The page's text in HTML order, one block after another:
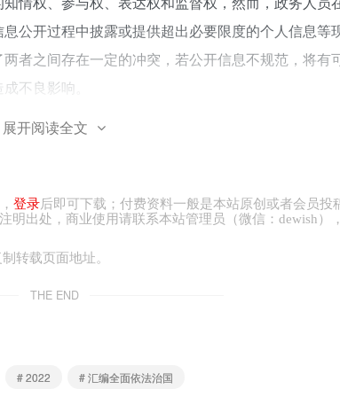
公开过程中披露或提供超出必要限度的个人信息等
者之间存在一定的冲突，若公开信息不规范，将有
不良影响。
息公开”与“隐私保护”之间的关系，既要兼顾公众的
敏感信息进行匿名化处理，要坚持合法、正当、必
识
展开阅读全文
登录后即可下载；付费资料一般是本站原创或者会员投
明出处，商业使用请联系本站管理员（微信： dewish ）
转载页面地址。
THE END
# 2022 # 汇编全面依法治国